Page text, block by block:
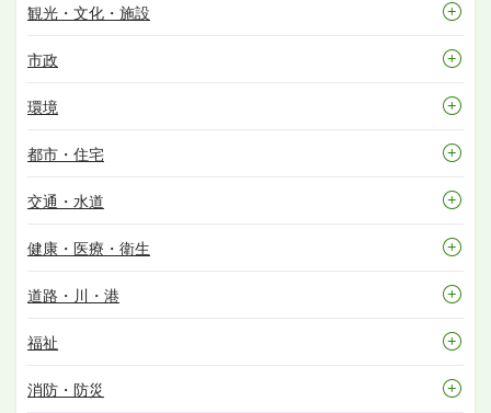
観光・文化・施設
市政
環境
都市・住宅
交通・水道
健康・医療・衛生
道路・川・港
福祉
消防・防災